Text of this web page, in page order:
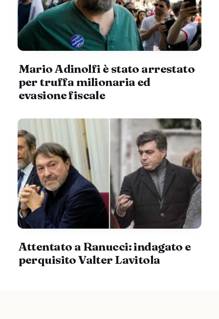
Mario Adinolfi è stato arrestato
per truffa milionaria ed
evasione fiscale
Attentato a Ranucci: indagato e
perquisito Valter Lavitola